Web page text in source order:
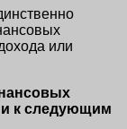
или
к следующим